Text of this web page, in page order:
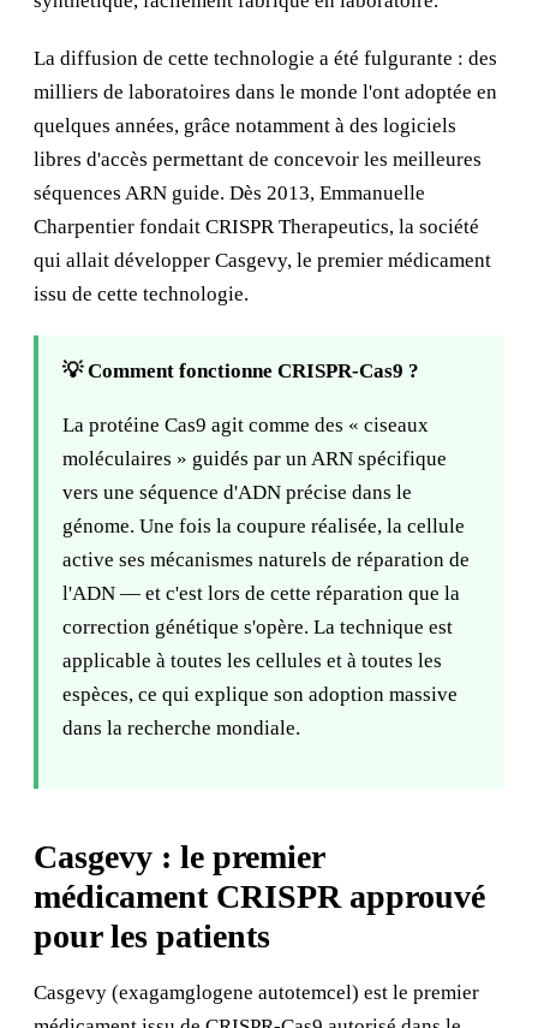
La diffusion de cette technologie a été fulgurante : des
milliers de laboratoires dans le monde l'ont adoptée en
quelques années, grâce notamment à des logiciels
libres d'accès permettant de concevoir les meilleures
séquences ARN guide. Dès 2013, Emmanuelle
Charpentier fondait CRISPR Therapeutics, la société
qui allait développer Casgevy, le premier médicament
issu de cette technologie.
💡 Comment fonctionne CRISPR-Cas9 ?
La protéine Cas9 agit comme des « ciseaux
moléculaires » guidés par un ARN spécifique
vers une séquence d'ADN précise dans le
génome. Une fois la coupure réalisée, la cellule
active ses mécanismes naturels de réparation de
l'ADN — et c'est lors de cette réparation que la
correction génétique s'opère. La technique est
applicable à toutes les cellules et à toutes les
espèces, ce qui explique son adoption massive
dans la recherche mondiale.
Casgevy : le premier
médicament CRISPR approuvé
pour les patients
Casgevy (exagamglogene autotemcel) est le premier